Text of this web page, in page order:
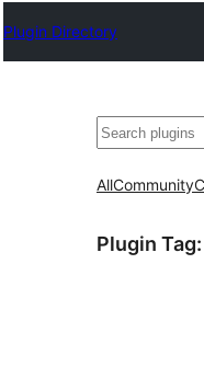
Plugin Directory
Karoka
AllCommunity
Plugin Tag: